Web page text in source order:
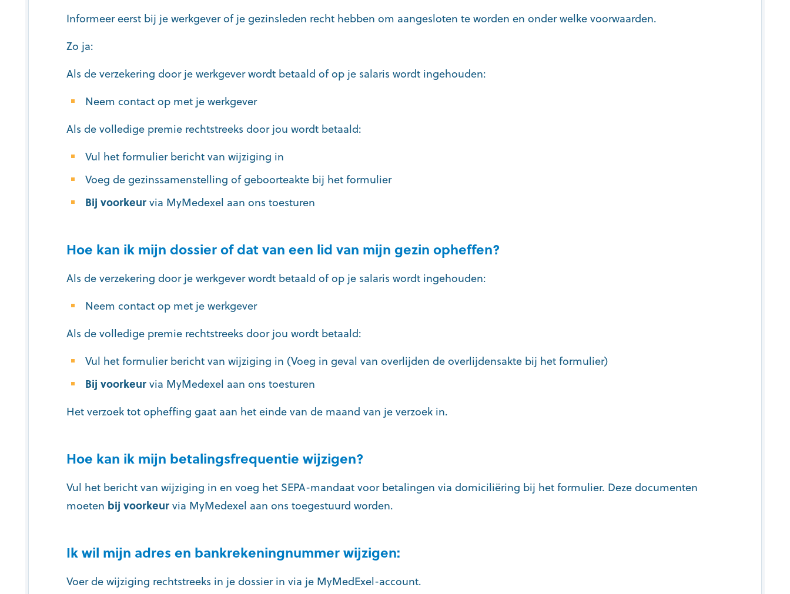
Informeer eerst bij je werkgever of je gezinsleden recht hebben om aangesloten te worden en onder welke voorwaarden.
Zo ja:
Als de verzekering door je werkgever wordt betaald of op je salaris wordt ingehouden:
Neem contact op met je werkgever
Als de volledige premie rechtstreeks door jou wordt betaald:
Vul het formulier bericht van wijziging in
Voeg de gezinssamenstelling of geboorteakte bij het formulier
Bij voorkeurvia MyMedexel aan ons toesturen
Hoe kan ik mijn dossier of dat van een lid van mijn gezin opheffen?
Als de verzekering door je werkgever wordt betaald of op je salaris wordt ingehouden:
Neem contact op met je werkgever
Als de volledige premie rechtstreeks door jou wordt betaald:
Vul het formulier bericht van wijziging in (Voeg in geval van overlijden de overlijdensakte bij het formulier)
Bij voorkeurvia MyMedexel aan ons toesturen
Het verzoek tot opheffing gaat aan het einde van de maand van je verzoek in.
Hoe kan ik mijn betalingsfrequentie wijzigen?
Vul het bericht van wijziging in en voeg het SEPA-mandaat voor betalingen via domiciliëring bij het formulier. Deze documenten
moeten bij voorkeurvia MyMedexel aan ons toegestuurd worden.
Ik wil mijn adres en bankrekeningnummer wijzigen:
Voer de wijziging rechtstreeks in je dossier in via je MyMedExel-account.